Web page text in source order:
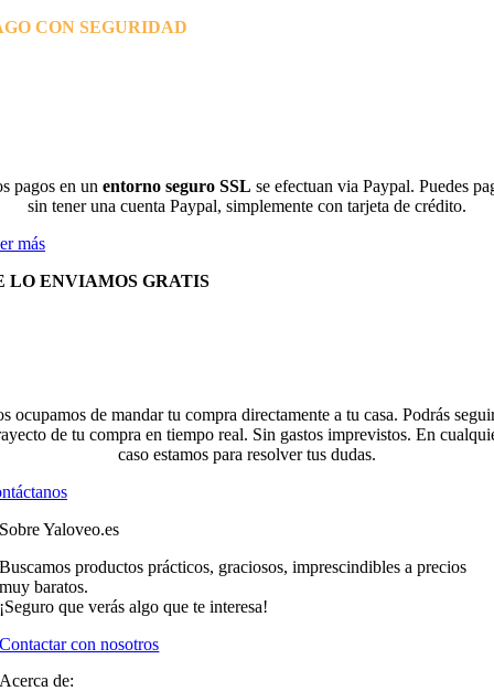
CON SEGURIDAD
pagos en un entorno seguro SSL se efectuan via Paypal. Puedes
sin tener una cuenta Paypal, simplemente con tarjeta de crédito.
más
LO ENVIAMOS GRATIS
ocupamos de mandar tu compra directamente a tu casa. Podrás
de tu compra en tiempo real. Sin gastos imprevistos. En
caso estamos para resolver tus dudas.
Sobre Yaloveo.es
Buscamos productos prácticos, graciosos, imprescindibles a precios
muy baratos.
¡Seguro que verás algo que te interesa!
Contactar con nosotros
Acerca de: